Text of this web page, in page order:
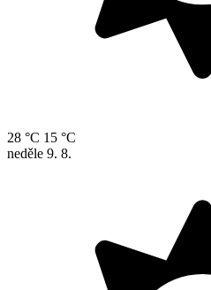
28 °C 15 °C
neděle 9. 8.